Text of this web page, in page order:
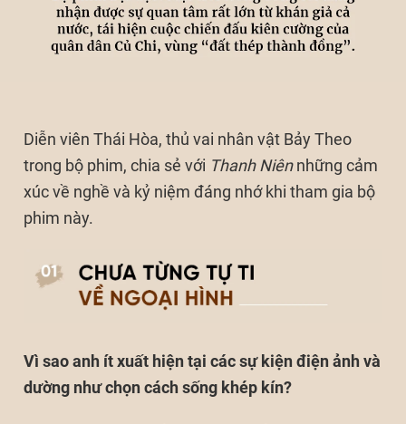
Diễn viên Thái Hòa, thủ vai nhân vật Bảy Theo
trong bộ phim, chia sẻ với Thanh Niênnhững cảm
xúc về nghề và kỷ niệm đáng nhớ khi tham gia bộ
phim này.
Vì sao anh ít xuất hiện tại các sự kiện điện ảnh và
dường như chọn cách sống khép kín?